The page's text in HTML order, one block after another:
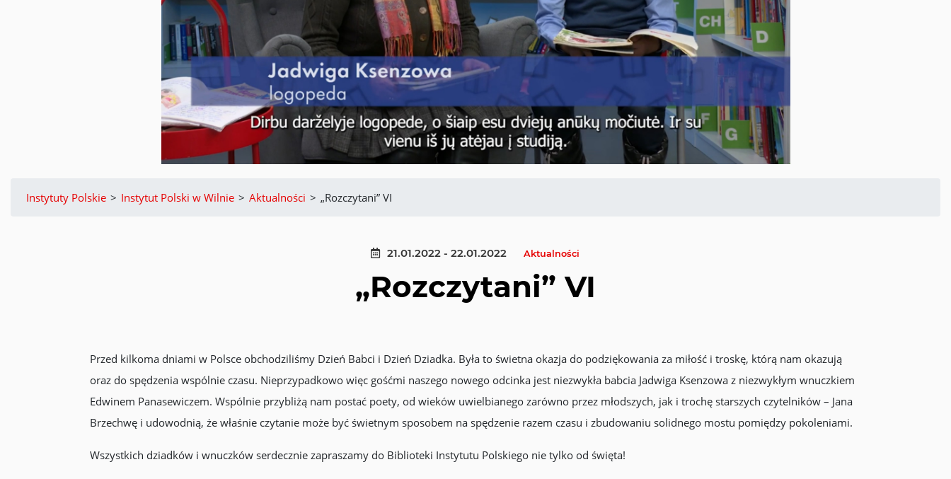
Instytuty Polskie > Instytut Polski w Wilnie > Aktualności > „Rozczytani” VI
21.01.2022 - 22.01.2022 Aktualności
„Rozczytani” VI
Przed kilkoma dniami w Polsce obchodziliśmy Dzień Babci i Dzień Dziadka. Była to świetna okazja do podziękowania za miłość i troskę, którą nam okazują
oraz do spędzenia wspólnie czasu. Nieprzypadkowo więc gośćmi naszego nowego odcinka jest niezwykła babcia Jadwiga Ksenzowa z niezwykłym wnuczkiem
Edwinem Panasewiczem. Wspólnie przybliżą nam postać poety, od wieków uwielbianego zarówno przez młodszych, jak i trochę starszych czytelników – Jana
Brzechwę i udowodnią, że właśnie czytanie może być świetnym sposobem na spędzenie razem czasu i zbudowaniu solidnego mostu pomiędzy pokoleniami.
Wszystkich dziadków i wnuczków serdecznie zapraszamy do Biblioteki Instytutu Polskiego nie tylko od święta!